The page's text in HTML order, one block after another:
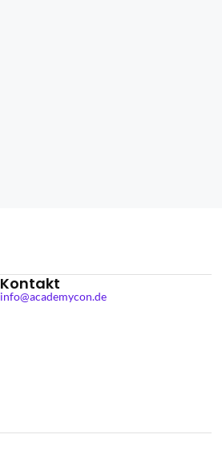
Kontakt
info@academycon.de